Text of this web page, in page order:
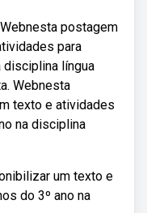
postagem
para
disciplina língua
Webnesta
texto e atividades
na disciplina
um texto e
do 3º ano na